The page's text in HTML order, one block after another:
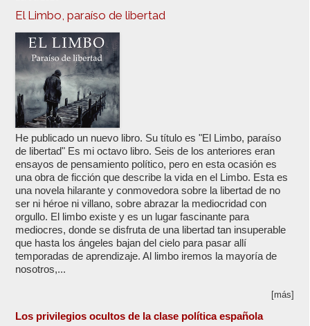
El Limbo, paraíso de libertad
He publicado un nuevo libro. Su título es "El Limbo, paraíso
de libertad" Es mi octavo libro. Seis de los anteriores eran
ensayos de pensamiento político, pero en esta ocasión es
una obra de ficción que describe la vida en el Limbo. Esta es
una novela hilarante y conmovedora sobre la libertad de no
ser ni héroe ni villano, sobre abrazar la mediocridad con
orgullo. El limbo existe y es un lugar fascinante para
mediocres, donde se disfruta de una libertad tan insuperable
que hasta los ángeles bajan del cielo para pasar allí
temporadas de aprendizaje. Al limbo iremos la mayoría de
nosotros,...
[más]
Los privilegios ocultos de la clase política española